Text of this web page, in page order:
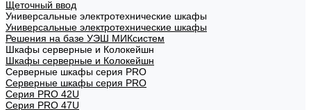
Щеточный ввод
Универсальные электротехнические шкафы
Универсальные электротехнические шкафы
Решения на базе УЭШ МИКсистем
Шкафы серверные и Колокейшн
Шкафы серверные и Колокейшн
Серверные шкафы серия PRO
Серверные шкафы серия PRO
Серия PRO 42U
Серия PRO 47U